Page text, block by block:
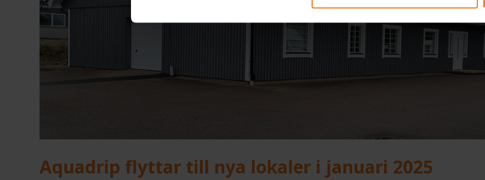
Aquadrip flyttar till nya lokaler i januari 2025